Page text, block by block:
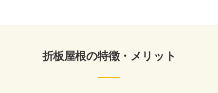
折板屋根の特徴・メリット